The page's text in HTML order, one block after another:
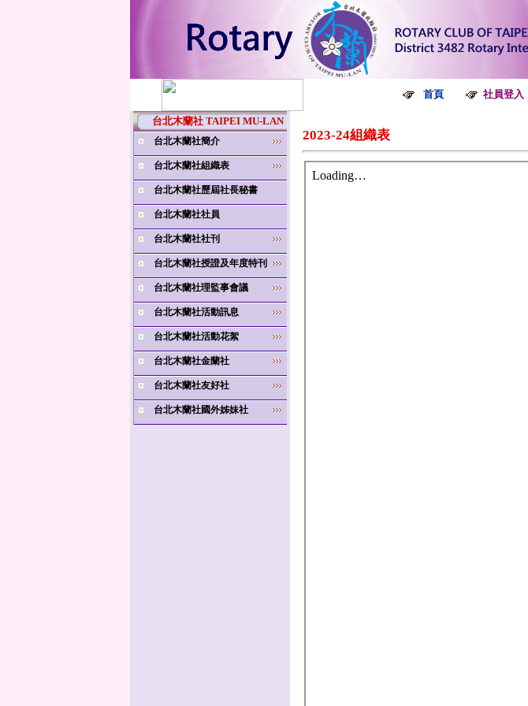
首頁 社員登入
台北木蘭社 TAIPEI MU-LAN
台北木蘭社簡介
台北木蘭社組織表
台北木蘭社歷屆社長秘書
台北木蘭社社員
台北木蘭社社刊
台北木蘭社授證及年度特刊
台北木蘭社理監事會議
台北木蘭社活動訊息
台北木蘭社活動花絮
台北木蘭社金蘭社
台北木蘭社友好社
台北木蘭社國外姊妹社
2023-24組織表